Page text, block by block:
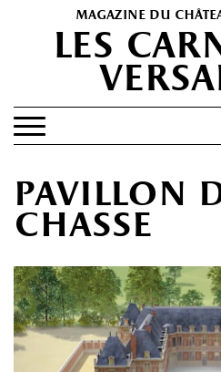
magazine du
les
Search Button
LES +
pavillon
chasse